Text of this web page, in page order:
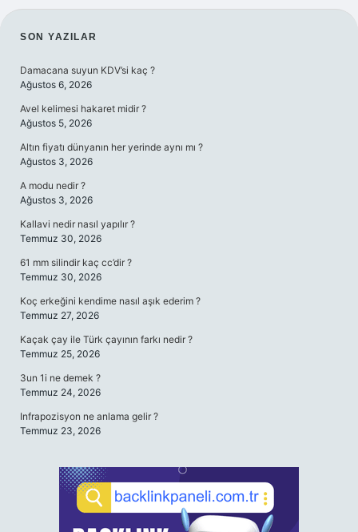
SIDEBAR
SON YAZILAR
Damacana suyun KDV’si kaç ?
Ağustos 6, 2026
Avel kelimesi hakaret midir ?
Ağustos 5, 2026
Altın fiyatı dünyanın her yerinde aynı mı ?
Ağustos 3, 2026
A modu nedir ?
Ağustos 3, 2026
Kallavi nedir nasıl yapılır ?
Temmuz 30, 2026
61 mm silindir kaç cc’dir ?
Temmuz 30, 2026
Koç erkeğini kendime nasıl aşık ederim ?
Temmuz 27, 2026
Kaçak çay ile Türk çayının farkı nedir ?
Temmuz 25, 2026
3un 1i ne demek ?
Temmuz 24, 2026
Infrapozisyon ne anlama gelir ?
Temmuz 23, 2026